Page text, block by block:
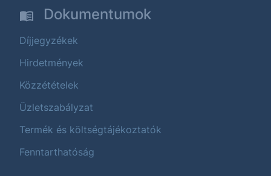
Dokumentumok
Díjjegyzékek
Hirdetmények
Közzétételek
Üzletszabályzat
Termék és költségtájékoztatók
Fenntarthatóság